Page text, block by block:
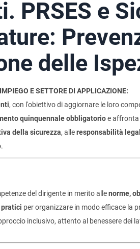
PRSES e
delle
E SETTORE DI APPLICAZIONE:
, con l'obiettivo di aggiornare le loro
quinquennale obbligatorioe affronta
della sicurezza, alleresponsabilità
.
del dirigente in merito allenorme,
per organizzare in modo efficace la
inclusivo, attento al benessere dei